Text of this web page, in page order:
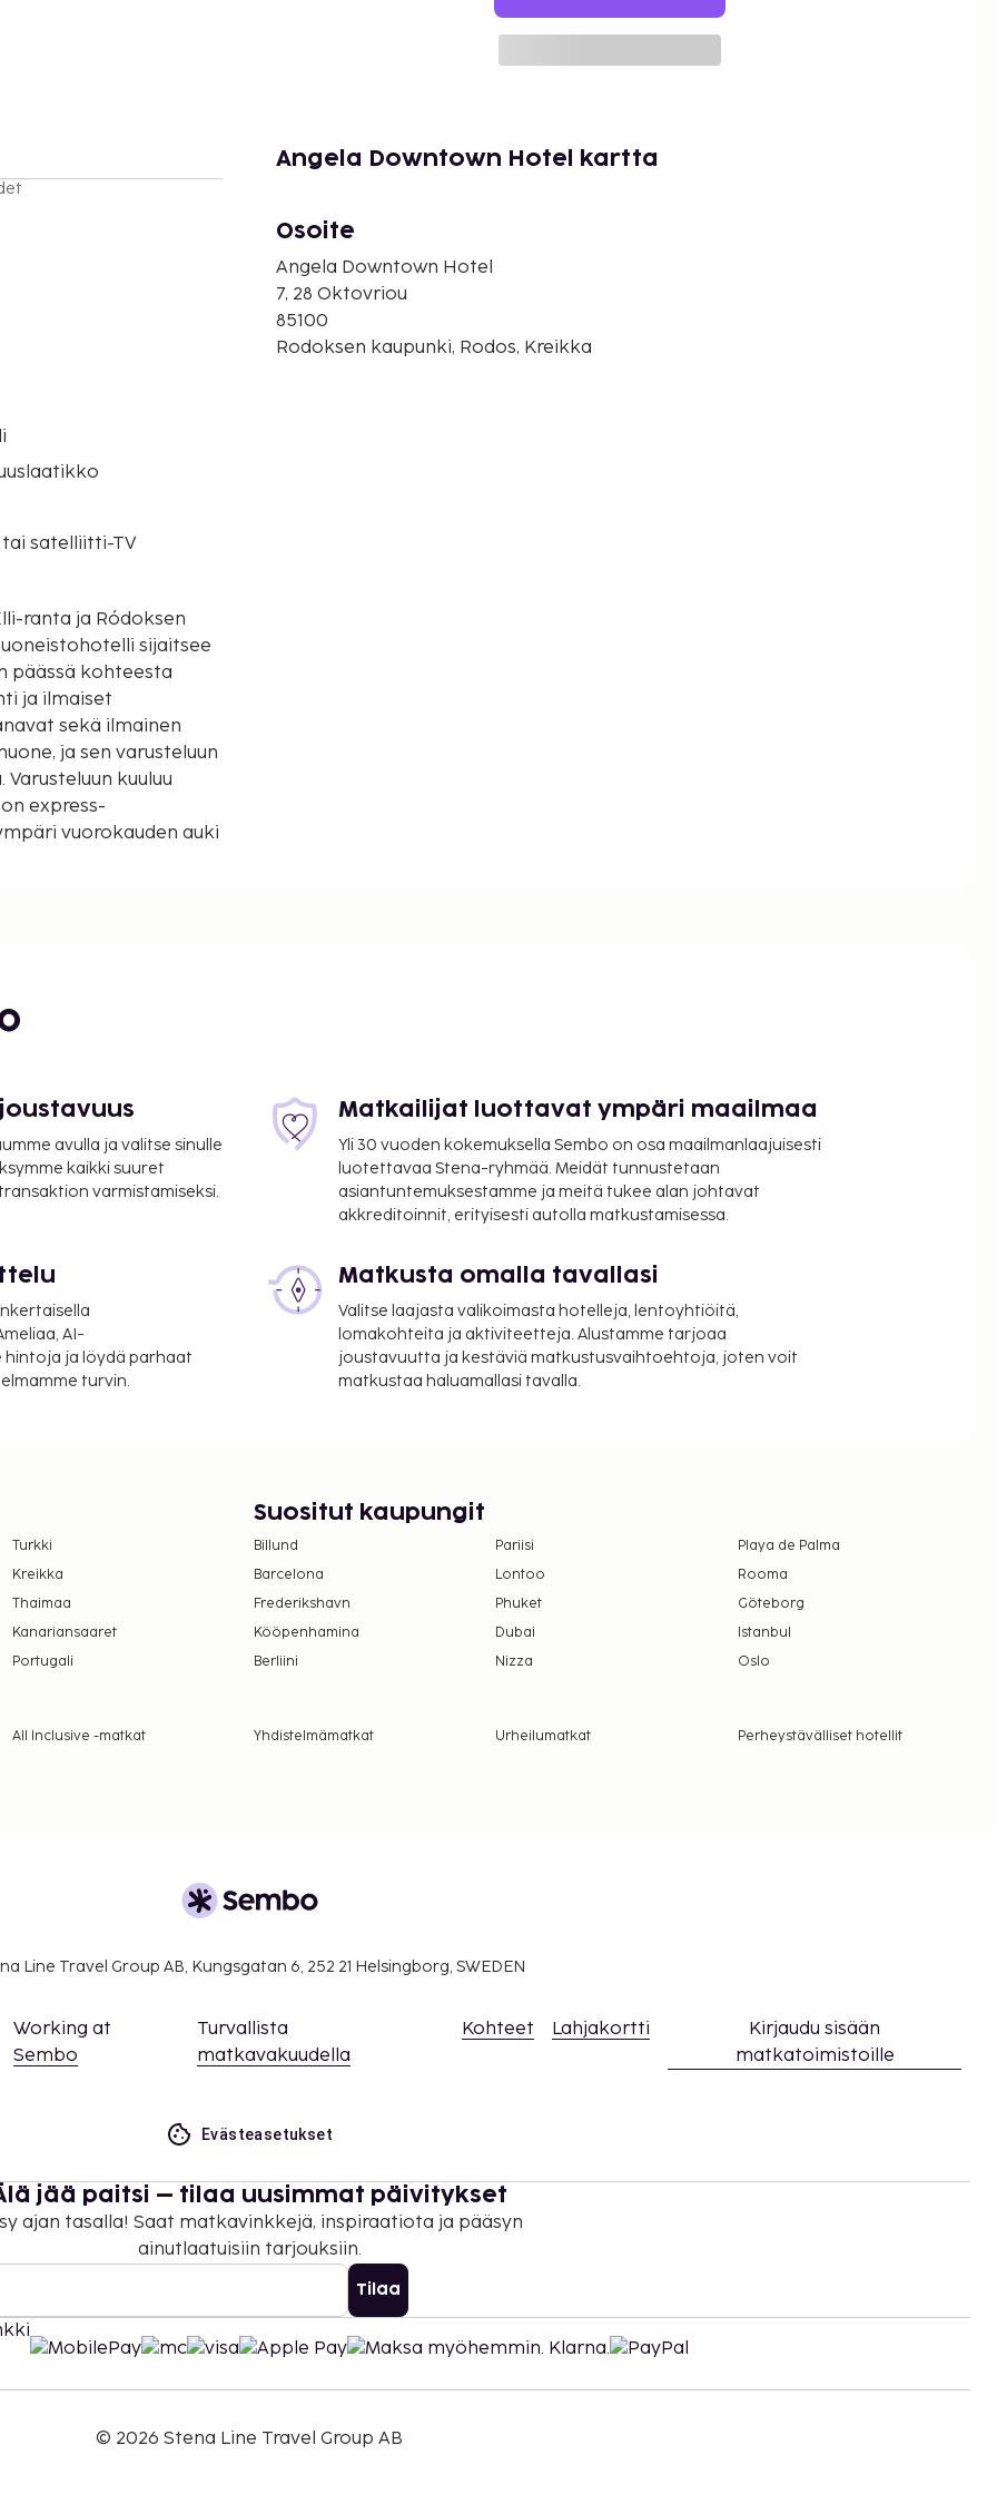
tai satelliitti-TV
päässä kohteesta
ja ilmaiset
sekä ilmainen
ja sen varusteluun
kuuluu
vuorokauden auki
maksut.
soveltaa.
1.50 EUR per
maksut.
lokakuuhun.
ilmaiseksi, kun hän
sänkyjä.
huoneissa.
Angela Downtown Hotel kartta
Osoite
Angela Downtown Hotel
7, 28 Oktovriou
85100
Rodoksen kaupunki, Rodos, Kreikka
avulla ja valitse sinulle
kaikki suuret
varmistamiseksi.
Matkailijat luottavat ympäri maailmaa
Yli 30 vuoden kokemuksella Sembo on osa maailmanlaajuisesti
luotettavaa Stena-ryhmää. Meidät tunnustetaan
asiantuntemuksestamme ja meitä tukee alan johtavat
akkreditoinnit, erityisesti autolla matkustamisessa.
AI-
ja löydä parhaat
turvin.
Matkusta omalla tavallasi
Valitse laajasta valikoimasta hotelleja, lentoyhtiöitä,
lomakohteita ja aktiviteetteja. Alustamme tarjoaa
joustavuutta ja kestäviä matkustusvaihtoehtoja, joten voit
matkustaa haluamallasi tavalla.
Turkki
Kreikka
Thaimaa
Kanariansaaret
Portugali
Suositut kaupungit
Billund Pariisi
Playa de Palma
Barcelona
Lontoo
Rooma
Frederikshavn
Phuket
Göteborg
Kööpenhamina
Dubai
Istanbul
Berliini
Nizza Oslo
All Inclusive -matkat Yhdistelmämatkat Urheilumatkat
Perheystävälliset hotellit
Line Travel Group AB, Kungsgatan 6, 252 21 Helsingborg, SWEDEN
Working at
Sembo
Turvallista
matkavakuudella
Kohteet Lahjakortti
Kirjaudu sisään
matkatoimistoille
Evästeasetukset
jää paitsi – tilaa uusimmat päivitykset
ajan tasalla! Saat matkavinkkejä, inspiraatiota ja pääsyn
ainutlaatuisiin tarjouksiin.
Tilaa
© 2026 Stena Line Travel Group AB